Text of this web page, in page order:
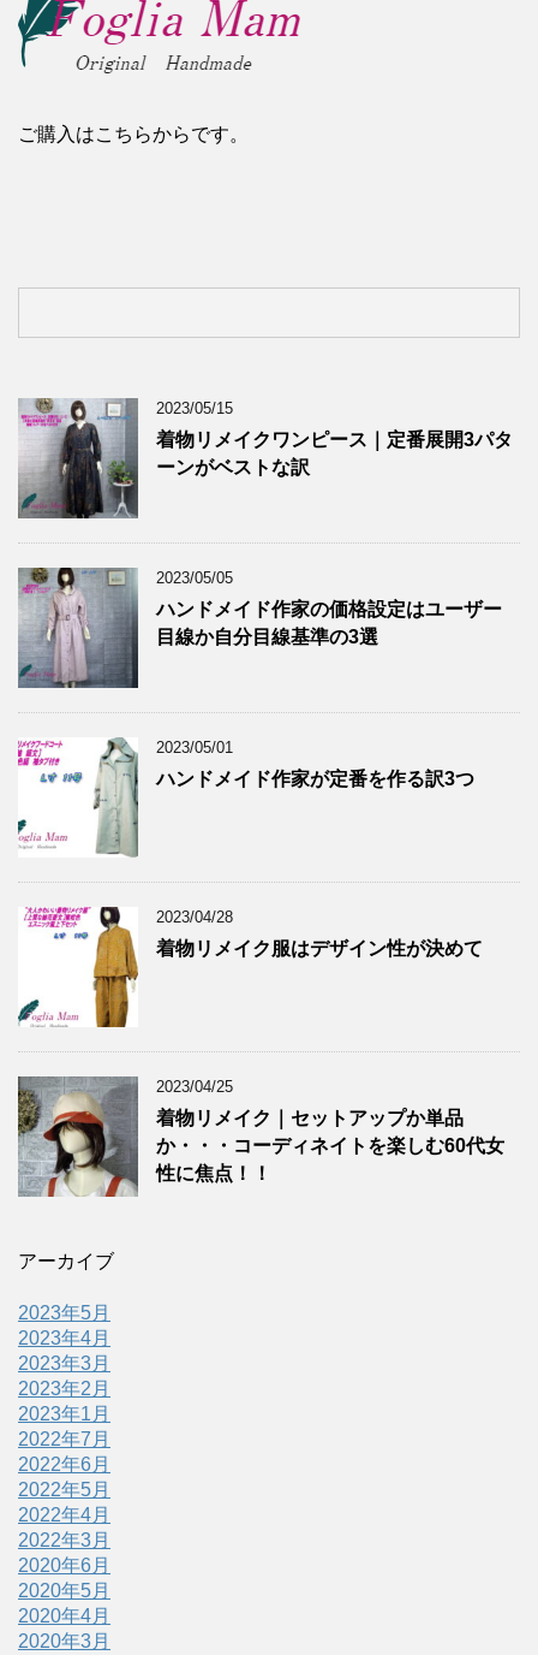
ご購入はこちらからです。
2023/05/15
着物リメイクワンピース｜定番展開3パタ
ーンがベストな訳
2023/05/05
ハンドメイド作家の価格設定はユーザー
目線か自分目線基準の3選
2023/05/01
ハンドメイド作家が定番を作る訳3つ
2023/04/28
着物リメイク服はデザイン性が決めて
2023/04/25
着物リメイク｜セットアップか単品
か・・・コーディネイトを楽しむ60代女
性に焦点！！
アーカイブ
2023年5月
2023年4月
2023年3月
2023年2月
2023年1月
2022年7月
2022年6月
2022年5月
2022年4月
2022年3月
2020年6月
2020年5月
2020年4月
2020年3月